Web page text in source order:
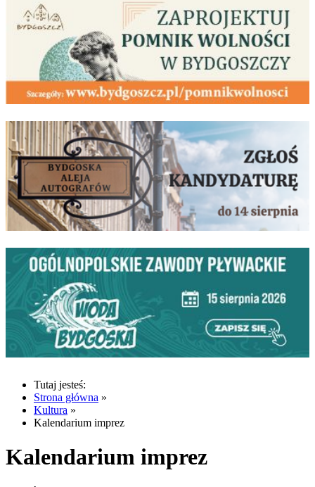
Tutaj jesteś:
Strona główna »
Kultura »
Kalendarium imprez
Kalendarium imprez